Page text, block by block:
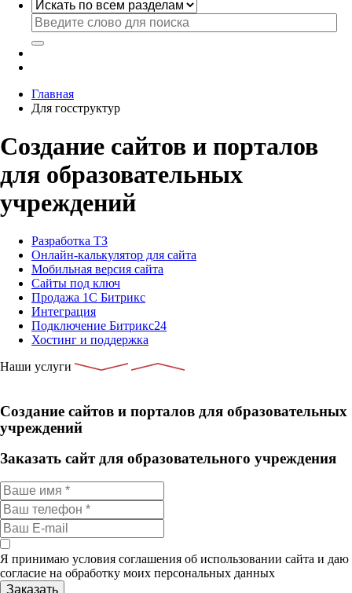
Главная
Для госструктур
Создание сайтов и порталов
для образовательных
учреждений
Разработка ТЗ
Онлайн-калькулятор для сайта
Мобильная версия сайта
Сайты под ключ
Продажа 1С Битрикс
Интеграция
Подключение Битрикс24
Хостинг и поддержка
Наши услуги
Создание сайтов и порталов для образовательных
учреждений
Заказать сайт для образовательного учреждения
Я принимаю условия соглашения об использовании сайта и даю
согласие на обработку моих персональных данных